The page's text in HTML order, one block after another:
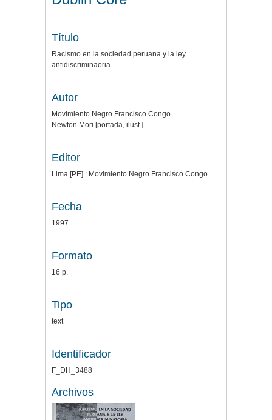
Título
Racismo en la sociedad peruana y la ley
antidiscriminaoria
Autor
Movimiento Negro Francisco Congo
Newton Mori [portada, ilust.]
Editor
Lima [PE] : Movimiento Negro Francisco Congo
Fecha
1997
Formato
16 p.
Tipo
text
Identificador
F_DH_3488
Archivos